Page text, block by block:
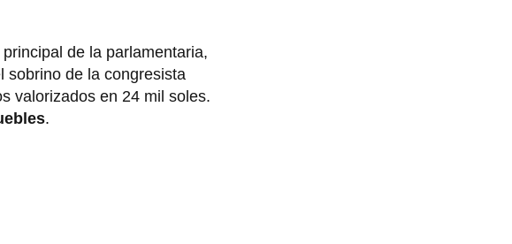
de la parlamentaria,
sobrino de la congresista
valorizados en 24 mil soles.
.